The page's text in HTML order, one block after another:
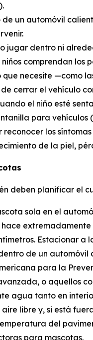
de un automóvil
jugar dentro ni
niños comprendan
necesite —como
cerrar el vehículo
el niño esté
para
reconocer los
de la piel,
deben planificar el
sola en el
Estacionar
de un automóvil
para la
o aquellos
agua tanto en
libre y, si está
del
para mascotas.